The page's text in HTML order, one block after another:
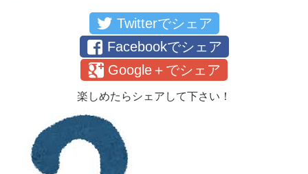
Twitterでシェア
Facebookでシェア
Google＋でシェア
楽しめたらシェアして下さい！